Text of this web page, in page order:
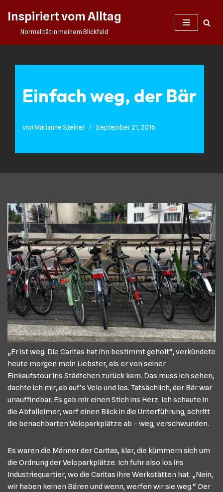
Inspiriert vom Alltag
Normalität in meinem Blickfeld
Einfach weg, der Bär
vonMarianne Steiner September 21, 2016
„Er ist weg. Die Caritas hat ihn bestimmt geholt“, verkündete
heute morgen mein Liebster, als er von seiner
Einkaufstour ins Städtchen zurück kam. Das muss ich sehen,
dachte ich mir, ab auf’s Velo und los. Tatsächlich, der Bär war
unauffindbar. Es gab mir einen Stich ins Herz. Ich schaute in
die Abfalleimer, warf einen Blick in die Unterführung, schritt
die benachbarten Veloparkplätze ab – weg, verschwunden.
Es waren die Männer der Caritas, klar, die kümmern sich um
die Ordnung der Veloparkplätze. Ich fuhr also los ins
Industriequartier, wo die Caritas ihre Werkstätten hat. „Nein,
wir haben keinen Bären und wenn, werfen wir sie weg.“ Der